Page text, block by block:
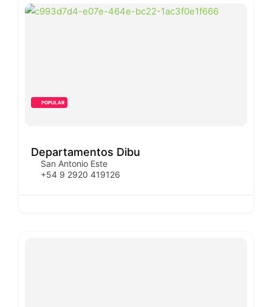
POPULAR
Departamentos Dibu
San Antonio Este
+54 9 2920 419126